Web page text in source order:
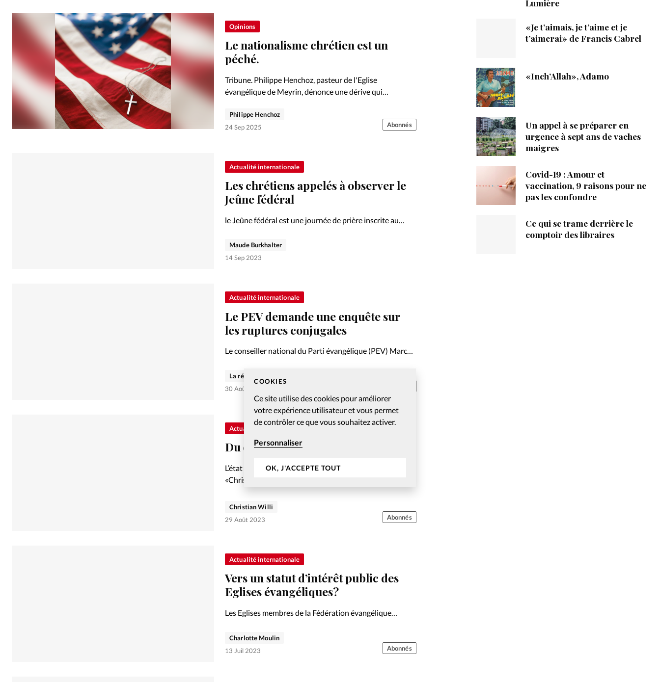
COOKIES
Ce site utilise des cookies pour améliorer
votre expérience utilisateur et vous permet
de contrôler ce que vous souhaitez activer.
Personnaliser
OK, J'ACCEPTE TOUT
Opinions
Le nationalisme chrétien est un
péché.
Tribune. Philippe Henchoz, pasteur de l'Eglise
évangélique de Meyrin, dénonce une dérive qui
retour aux fondements de l'Evangile, à un christianisme
d'accueil, de justice…
Philippe Henchoz
24 Sep 2025
Abonnés
Actualité internationale
Les chrétiens appelés à observer le
Jeûne fédéral
le Jeûne fédéral est une journée de prière inscrite au
et d’exprimer sa reconnaissance. Tour d’horizon des
initiatives.
Maude Burkhalter
14 Sep 2023
Actualité internationale
Le PEV demande une enquête sur
les ruptures conjugales
Le conseiller national du Parti évangélique (PEV) Marc
juin.
La rédaction de Christianisme Aujourd'hui
30 Août 2023
Actualité internationale
Du contenu qui muscle la réﬂexion
L’état du monde (et des médias) a donné raison à
«Christianisme Aujourd’hui»: il reste Un repère dans
Christian Willi
29 Août 2023
Abonnés
Actualité internationale
Vers un statut d’intérêt public des
Eglises évangéliques?
Les Eglises membres de la Fédération évangélique
leur dossier au canton. Le défi à relever: s’accorder avec
les exigences de l’état sans renoncer aux doctrines
Charlotte Moulin
13 Juil 2023
Abonnés
Lumière
«Je t’aimais, je t’aime et je
t’aimerai» de Francis Cabrel
«Inch’Allah», Adamo
Un appel à se préparer en
urgence à sept ans de vaches
maigres
Covid-19 : Amour et
vaccination, 9 raisons pour ne
pas les confondre
Ce qui se trame derrière le
comptoir des libraires